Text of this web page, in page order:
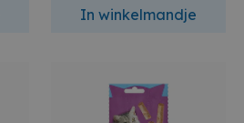
In winkelmandje